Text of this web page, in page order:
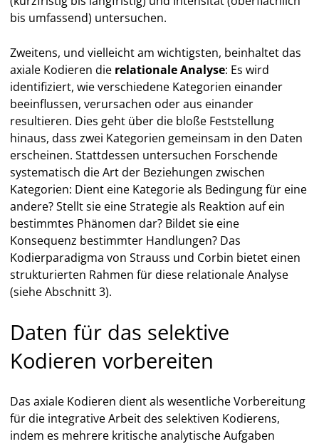
bis umfassend) untersuchen.
Zweitens, und vielleicht am wichtigsten, beinhaltet das
axiale Kodieren die relationale Analyse: Es wird
identifiziert, wie verschiedene Kategorien einander
beeinflussen, verursachen oder aus einander
resultieren. Dies geht über die bloße Feststellung
hinaus, dass zwei Kategorien gemeinsam in den Daten
erscheinen. Stattdessen untersuchen Forschende
systematisch die Art der Beziehungen zwischen
Kategorien: Dient eine Kategorie als Bedingung für eine
andere? Stellt sie eine Strategie als Reaktion auf ein
bestimmtes Phänomen dar? Bildet sie eine
Konsequenz bestimmter Handlungen? Das
Kodierparadigma von Strauss und Corbin bietet einen
strukturierten Rahmen für diese relationale Analyse
(siehe Abschnitt 3).
Daten für das selektive
Kodieren vorbereiten
Das axiale Kodieren dient als wesentliche Vorbereitung
für die integrative Arbeit des selektiven Kodierens,
indem es mehrere kritische analytische Aufgaben